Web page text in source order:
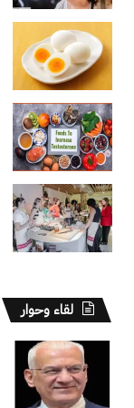
لقاء وحوار